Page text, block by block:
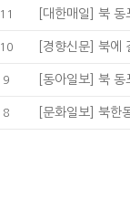
11 [대한매일] 북 동
10 [경향신문] 북에
9 [동아일보] 북
8 [문화일보] 북한